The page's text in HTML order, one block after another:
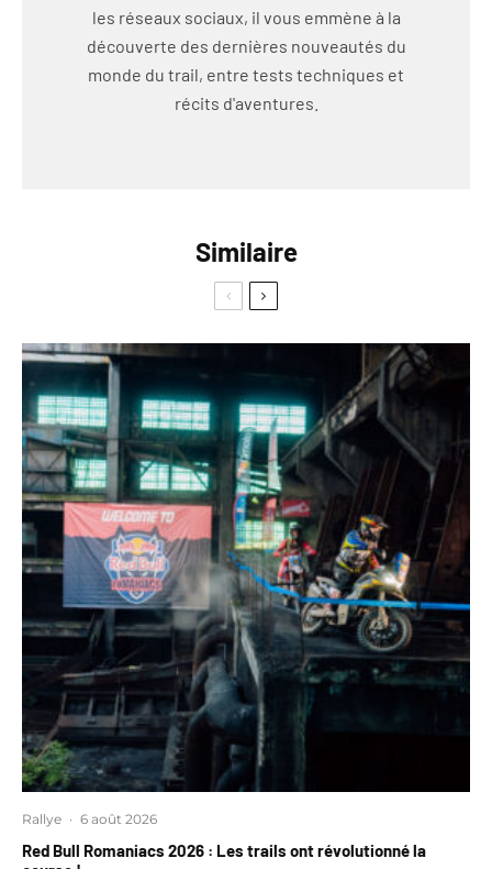
les réseaux sociaux, il vous emmène à la
découverte des dernières nouveautés du
monde du trail, entre tests techniques et
récits d'aventures.
Similaire
Rallye · 6 août 2026
Red Bull Romaniacs 2026 : Les trails ont révolutionné la